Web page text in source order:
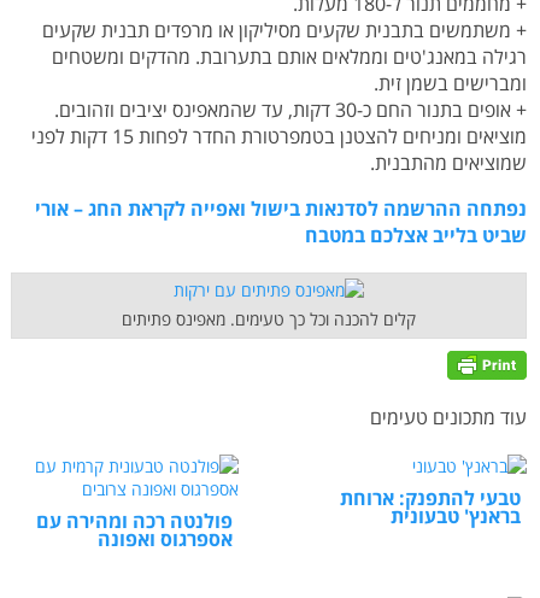
+ משתמשים בתבנית שקעים מסיליקון או מרפדים תבנית שקעים
רגילה במאנג'טים וממלאים אותם בתערובת. מהדקים ומשטחים
ומברישים בשמן זית.
+ אופים בתנור החם כ-30 דקות, עד שהמאפינס יציבים וזהובים.
מוציאים ומניחים להצטנן בטמפרטורת החדר לפחות 15 דקות לפני
שמוציאים מהתבנית.
נפתחה ההרשמה לסדנאות בישול ואפייה לקראת החג – אורי
שביט בלייב אצלכם במטבח
קלים להכנה וכל כך טעימים. מאפינס פתיתים
עוד מתכונים טעימים
טבעי להתפנק: ארוחת
בראנץ' טבעונית פולנטה רכה ומהירה עם
אספרגוס ואפונה